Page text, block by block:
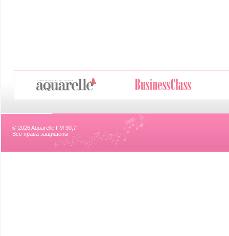
© 2026 Aquarelle FM 90,7
Все права защищены